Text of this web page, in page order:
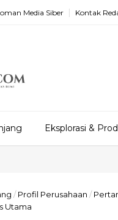
Media Siber Kontak
Eksplorasi &
/ Profil Perusahaan /
Utama